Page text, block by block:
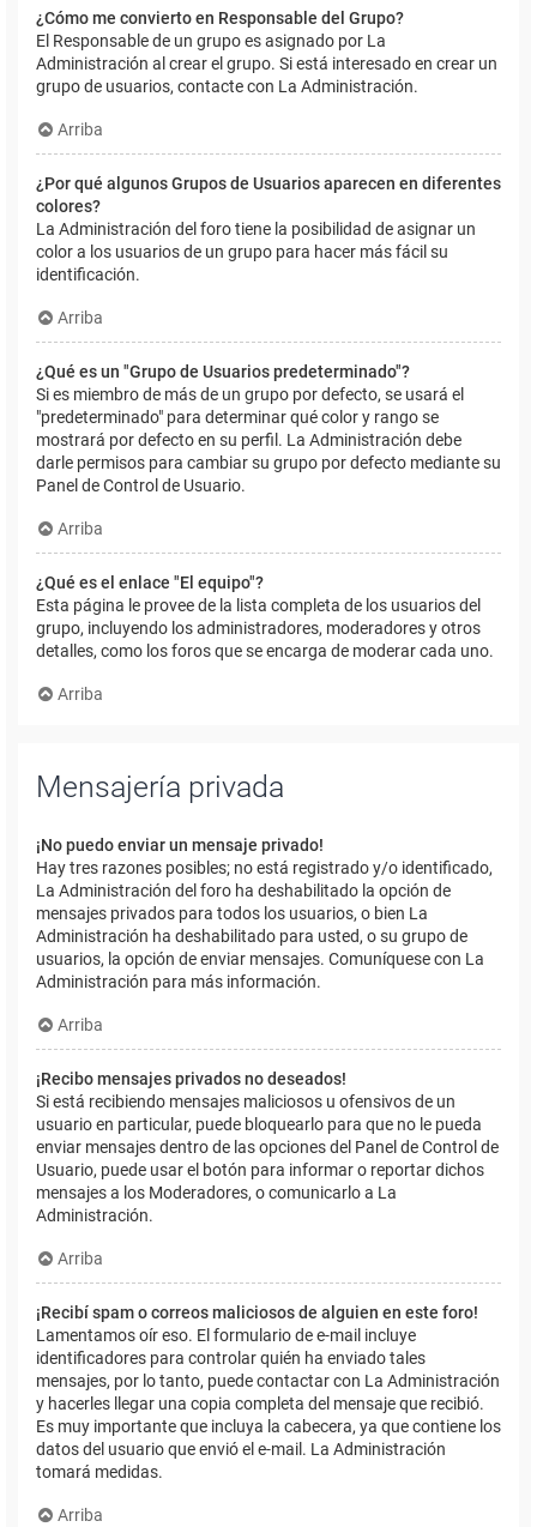
¿Cómo me convierto en Responsable del Grupo?
El Responsable de un grupo es asignado por La
Administración al crear el grupo. Si está interesado en crear un
grupo de usuarios, contacte con La Administración.
Arriba
¿Por qué algunos Grupos de Usuarios aparecen en diferentes
colores?
La Administración del foro tiene la posibilidad de asignar un
color a los usuarios de un grupo para hacer más fácil su
identificación.
Arriba
¿Qué es un "Grupo de Usuarios predeterminado"?
Si es miembro de más de un grupo por defecto, se usará el
"predeterminado" para determinar qué color y rango se
mostrará por defecto en su perfil. La Administración debe
darle permisos para cambiar su grupo por defecto mediante su
Panel de Control de Usuario.
Arriba
¿Qué es el enlace "El equipo"?
Esta página le provee de la lista completa de los usuarios del
grupo, incluyendo los administradores, moderadores y otros
detalles, como los foros que se encarga de moderar cada uno.
Arriba
Mensajería privada
¡No puedo enviar un mensaje privado!
Hay tres razones posibles; no está registrado y/o identificado,
La Administración del foro ha deshabilitado la opción de
mensajes privados para todos los usuarios, o bien La
Administración ha deshabilitado para usted, o su grupo de
usuarios, la opción de enviar mensajes. Comuníquese con La
Administración para más información.
Arriba
¡Recibo mensajes privados no deseados!
Si está recibiendo mensajes maliciosos u ofensivos de un
usuario en particular, puede bloquearlo para que no le pueda
enviar mensajes dentro de las opciones del Panel de Control de
Usuario, puede usar el botón para informar o reportar dichos
mensajes a los Moderadores, o comunicarlo a La
Administración.
Arriba
¡Recibí spam o correos maliciosos de alguien en este foro!
Lamentamos oír eso. El formulario de e-mail incluye
identificadores para controlar quién ha enviado tales
mensajes, por lo tanto, puede contactar con La Administración
y hacerles llegar una copia completa del mensaje que recibió.
Es muy importante que incluya la cabecera, ya que contiene los
datos del usuario que envió el e-mail. La Administración
tomará medidas.
Arriba